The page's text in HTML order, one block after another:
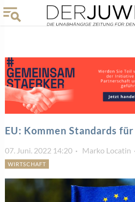
EU: Kommen Standards
07. Juni. 2022 14:20 Marko Locatin
WIRTSCHAFT